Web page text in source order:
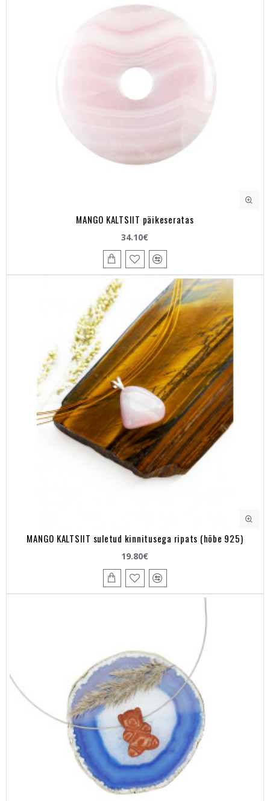
MANGO KALTSIIT päikeseratas
34.10€
MANGO KALTSIIT suletud kinnitusega ripats (hõbe 925)
19.80€